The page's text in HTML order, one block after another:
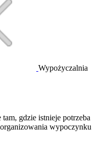
Wypożyczalnia
gdzie istnieje potrzeba
wypoczynku